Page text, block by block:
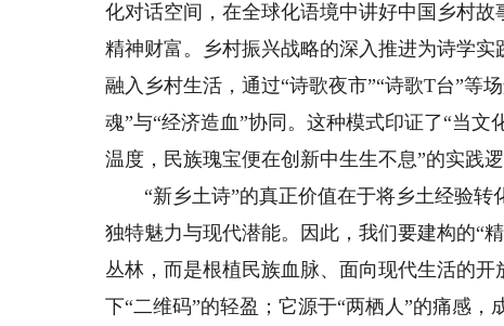
化对话空间，在全球化语境中讲好中国乡村
精神财富。乡村振兴战略的深入推进为诗学
融入乡村生活，通过“诗歌夜市”“诗歌T台”等
魂”与“经济造血”协同。这种模式印证了“当
温度，民族瑰宝便在创新中生生不息”的实践逻
“新乡土诗”的真正价值在于将乡土经验转
独特魅力与现代潜能。因此，我们要建构的“
丛林，而是根植民族血脉、面向现代生活的
下“二维码”的轻盈；它源于“两栖人”的痛感